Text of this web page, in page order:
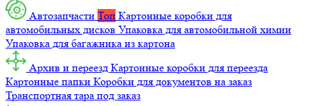
Автозапчасти Топ Картонные коробки для
автомобильных дисков Упаковка для автомобильной химии
Упаковка для багажника из картона
Архив и переезд Картонные коробки для переезда
Картонные папки Коробки для документов на заказ
Транспортная тара под заказ